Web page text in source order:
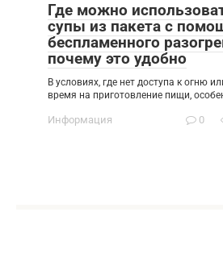
Где можно
супы из пакета с
беспламенного
почему это удобно
В условиях, где нет доступа к огню
время на приготовление пищи,
Информация 0